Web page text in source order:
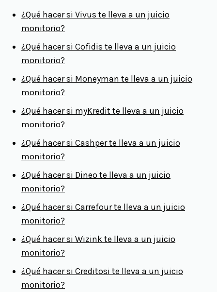
¿Qué hacer si Vivus te lleva a un juicio
monitorio?
¿Qué hacer si Cofidis te lleva a un juicio
monitorio?
¿Qué hacer si Moneyman te lleva a un juicio
monitorio?
¿Qué hacer si myKredit te lleva a un juicio
monitorio?
¿Qué hacer si Cashper te lleva a un juicio
monitorio?
¿Qué hacer si Dineo te lleva a un juicio
monitorio?
¿Qué hacer si Carrefour te lleva a un juicio
monitorio?
¿Qué hacer si Wizink te lleva a un juicio
monitorio?
¿Qué hacer si Creditosi te lleva a un juicio
monitorio?